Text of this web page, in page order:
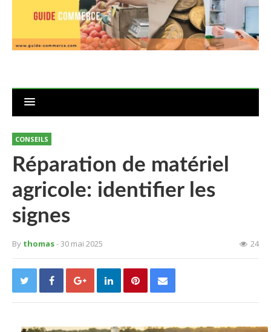
CONSEILS
Réparation de matériel
agricole: identifier les
signes
By thomas- 30 mai 2025 24